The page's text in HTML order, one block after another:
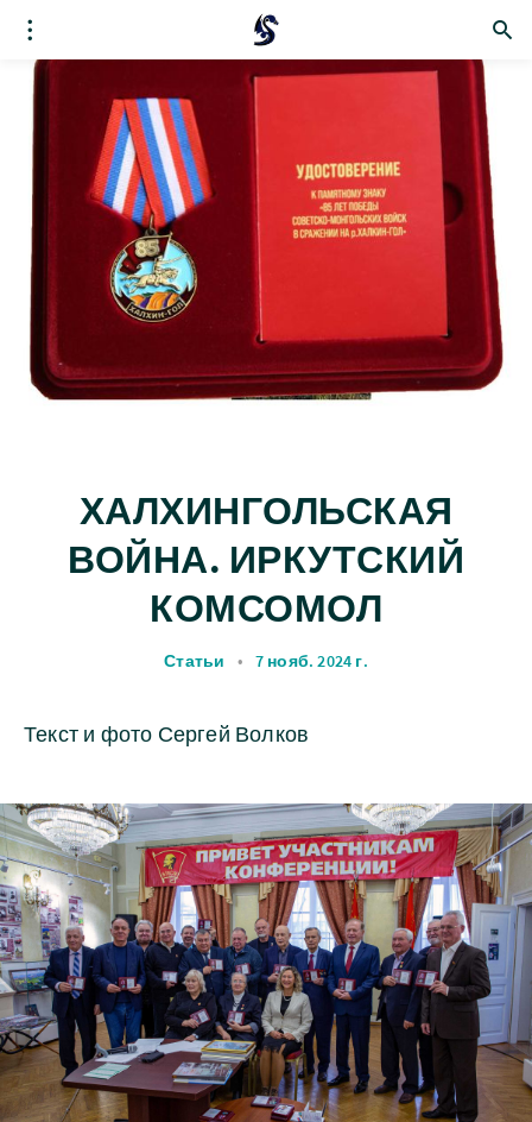
ХАЛХИНГОЛЬСКАЯ
ВОЙНА. ИРКУТСКИЙ
КОМСОМОЛ
Статьи • 7 нояб. 2024 г.
Текст и фото Сергей Волков